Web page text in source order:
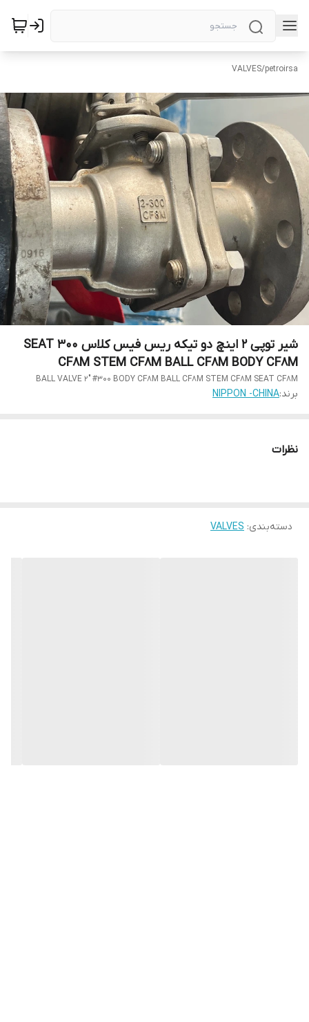
petroirsa
/
VALVES
شیر توپی 2 اینچ دو تیکه ریس فیس کلاس 300 SEAT
CF8M STEM CF8M BALL CF8M BODY CF8M
BALL VALVE 2" #300 BODY CF8M BALL CF8M STEM CF8M SEAT CF8M
برند:NIPPON -CHINA
نظرات
دسته‌بندی:
VALVES